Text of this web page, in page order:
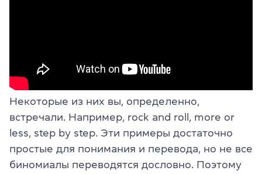
Некоторые из них вы, определенно,
встречали. Например, rock and roll, more or
less, step by step. Эти примеры достаточно
простые для понимания и перевода, но не все
биномиалы переводятся дословно. Поэтому